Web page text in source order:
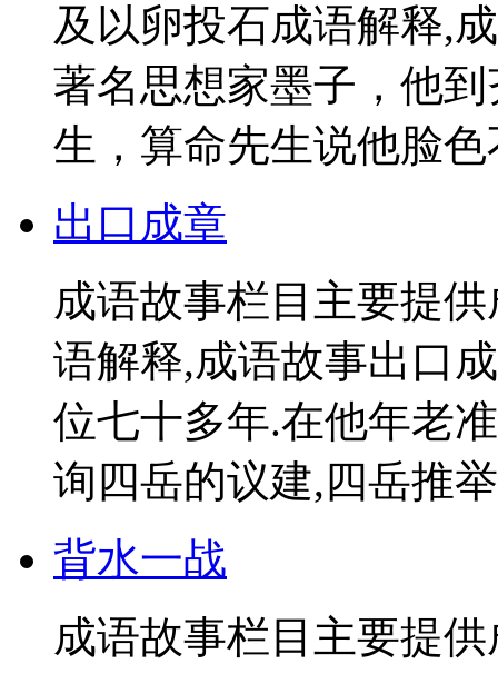
及以卵投石成语解释,
著名思想家墨子，他
生，算命先生说他脸
出口成章
成语故事栏目主要提
语解释,成语故事出口
位七十多年.在他年老
询四岳的议建,四岳推
背水一战
成语故事栏目主要提